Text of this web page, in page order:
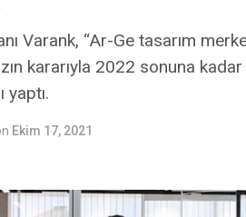
Varank, “Ar-Ge tasarım
kararıyla 2022 sonuna
yaptı.
Ekim 17, 2021